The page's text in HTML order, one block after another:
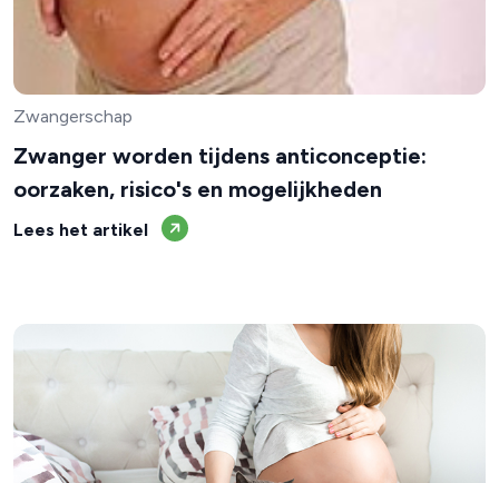
Zwangerschap
Zwanger worden tijdens anticonceptie:
oorzaken, risico's en mogelijkheden
Lees het artikel